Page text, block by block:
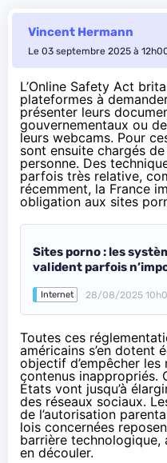
Vincent Hermann
Le 03 septembre 2025 à
L’Online Safety Act
plateformes à
présenter leurs
gouvernementaux ou
leurs webcams. Pour
sont ensuite chargés
personne. Des
parfois très relative,
récemment, la France
obligation aux sites
Sites porno : les
valident parfois
Internet 28/08/2025
Toutes ces
américains s’en dotent
objectif d’empêcher les
contenus inappropriés.
États vont jusqu’à
des réseaux sociaux.
de l’autorisation
lois concernées
barrière technologique,
en découler.